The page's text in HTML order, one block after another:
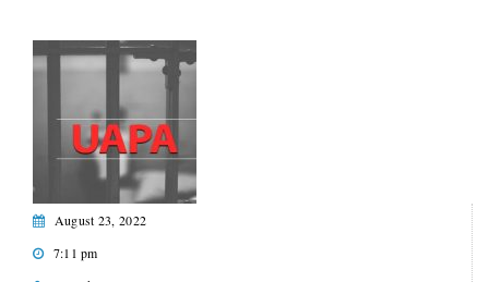
August 23, 2022
7:11 pm